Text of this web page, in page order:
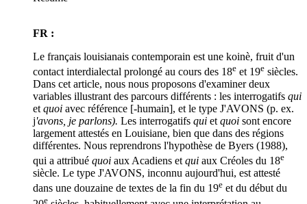
FR :
Le français louisianais contemporain est une koinè, fruit d'un
contact interdialectal prolongé au cours des 18e et 19e siècles.
Dans cet article, nous nous proposons d'examiner deux
variables illustrant des parcours différents : les interrogatifs qui
et quoi avec référence [-humain], et le type J'AVONS (p. ex.
j'avons, je parlons). Les interrogatifs qui et quoi sont encore
largement attestés en Louisiane, bien que dans des régions
différentes. Nous reprendrons l'hypothèse de Byers (1988),
qui a attribué quoi aux Acadiens et qui aux Créoles du 18e
siècle. Le type J'AVONS, inconnu aujourd'hui, est attesté
dans une douzaine de textes de la fin du 19e et du début du
e